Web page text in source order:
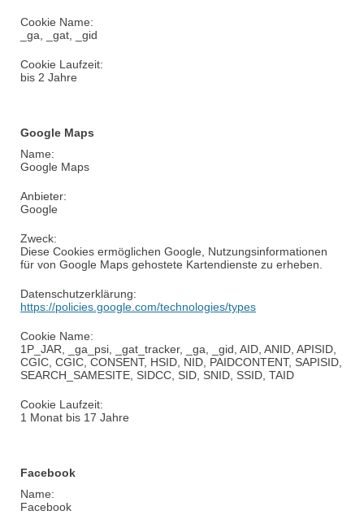
Cookie Name:
ga, _ gat, _ gid
Cookie Laufzeit:
bis 2 Jahre
Google Maps
Name:
Google Maps
Anbieter:
Google
Zweck:
Diese Cookies ermöglichen Google, Nutzungsinformationen
für von Google Maps gehostete Kartendienste zu erheben.
Datenschutzerklärung:
https://policies.google.com/technologies/types
Cookie Name:
1P_JAR, _ ga_psi, _ gat_tracker, _ga, _gid, AID, ANID, APISID,
CGIC, CGIC, CONSENT, HSID, NID, PAIDCONTENT, SAPISID,
SEARCH_SAMESITE, SIDCC, SID, SNID, SSID, TAID
Cookie Laufzeit:
1 Monat bis 17 Jahre
Facebook
Name:
Facebook